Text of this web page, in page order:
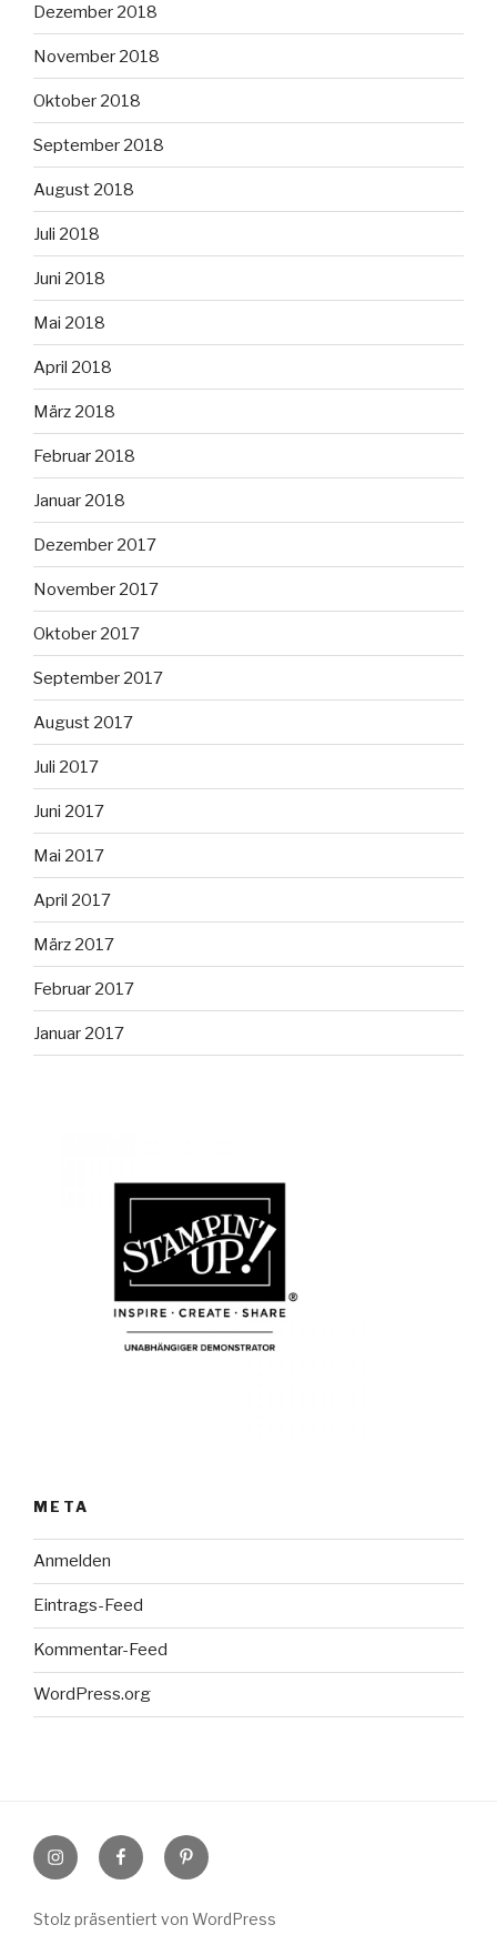
Dezember 2018
November 2018
Oktober 2018
September 2018
August 2018
Juli 2018
Juni 2018
Mai 2018
April 2018
März 2018
Februar 2018
Januar 2018
Dezember 2017
November 2017
Oktober 2017
September 2017
August 2017
Juli 2017
Juni 2017
Mai 2017
April 2017
März 2017
Februar 2017
Januar 2017
META
Anmelden
Eintrags-Feed
Kommentar-Feed
WordPress.org
InstagramFacebookPinterest
Stolz präsentiert von WordPress